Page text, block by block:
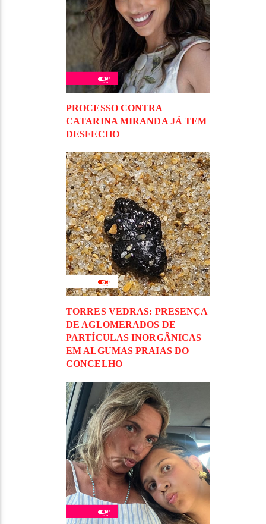
PROCESSO CONTRA
CATARINA MIRANDA JÁ TEM
DESFECHO
TORRES VEDRAS: PRESENÇA
DE AGLOMERADOS DE
PARTÍCULAS INORGÂNICAS
EM ALGUMAS PRAIAS DO
CONCELHO